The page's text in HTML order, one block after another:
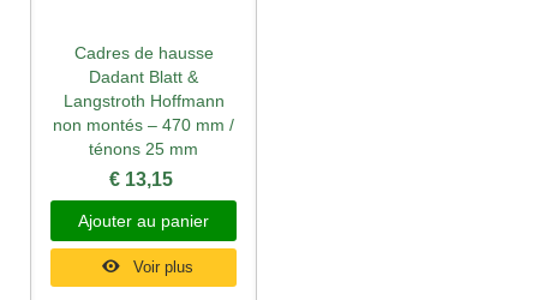
Cadres de hausse
Dadant Blatt &
Langstroth Hoffmann
non montés – 470 mm /
ténons 25 mm
€ 13,15
Ajouter au panier
Voir plus